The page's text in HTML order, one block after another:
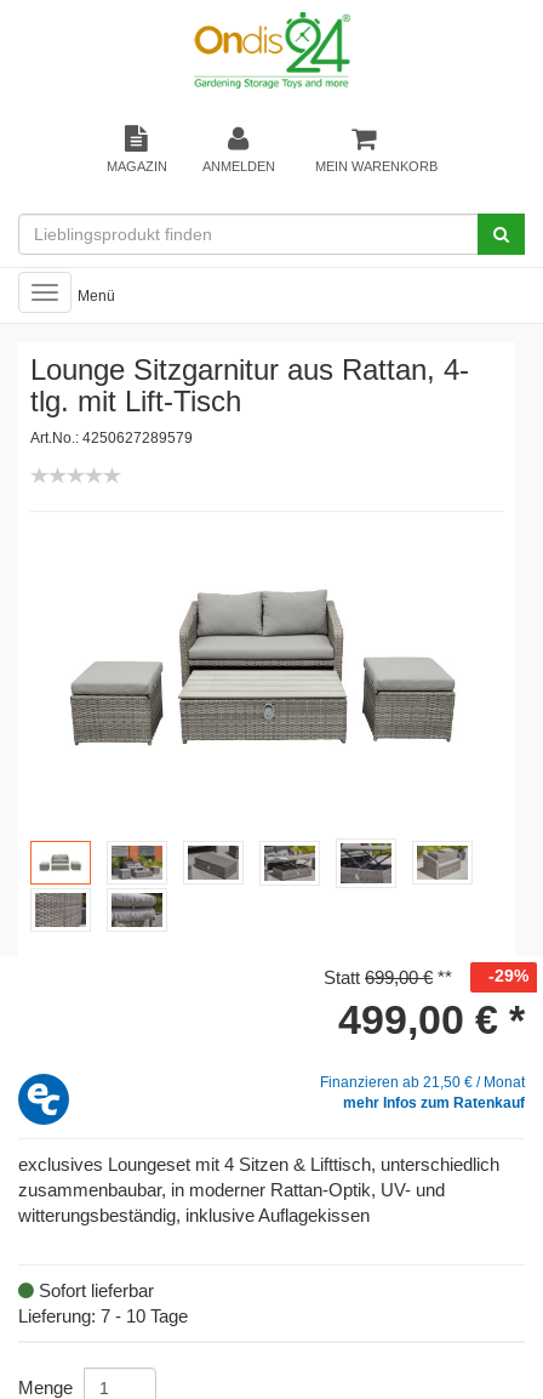
MAGAZIN ANMELDEN MEIN WARENKORB
Toggle
navigation
Menü
Lounge Sitzgarnitur aus Rattan, 4-
tlg. mit Lift-Tisch
Art.No.: 4250627289579
Statt 699,00 € ** -29%
499,00 € *
Finanzieren ab 21,50 € / Monat
mehr Infos zum Ratenkauf
exclusives Loungeset mit 4 Sitzen & Lifttisch, unterschiedlich
zusammenbaubar, in moderner Rattan-Optik, UV- und
witterungsbeständig, inklusive Auflagekissen
Sofort lieferbar
Lieferung: 7 - 10 Tage
Menge